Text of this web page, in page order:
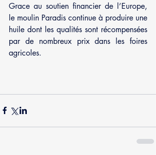
Grace au soutien financier de l’Europe,
le moulin Paradis continue à produire une
huile dont les qualités sont récompensées
par de nombreux prix dans les foires
agricoles.